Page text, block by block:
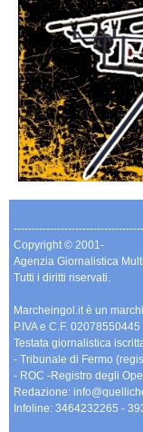
Copyright © 2001-
Agenzia Giornalistica
Tutti i diritti riservati.
Marcheingol.it è un
P.IVA e C.F. 02078550445
Testata giornalistica
- Tribunale di Fermo
- ROC -Registro degli
Redazione:
Infoline: 3464232265 -